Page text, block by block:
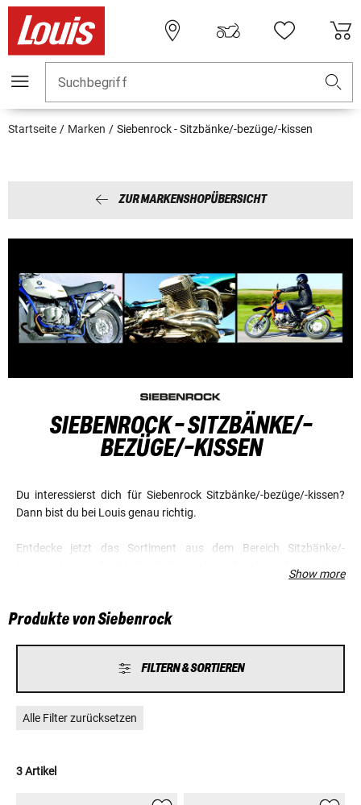
Suchbegriff
Startseite Marken Siebenrock - Sitzbänke/-bezüge/-kissen
ZUR MARKENSHOPÜBERSICHT
SIEBENROCK - SITZBÄNKE/-
BEZÜGE/-KISSEN
Du interessierst dich für Siebenrock Sitzbänke/-bezüge/-kissen?
Dann bist du bei Louis genau richtig.
Entdecke jetzt das Sortiment aus dem Bereich Sitzbänke/-
Show more
Produkte von Siebenrock
FILTERN & SORTIEREN
Alle Filter zurücksetzen
3 Artikel